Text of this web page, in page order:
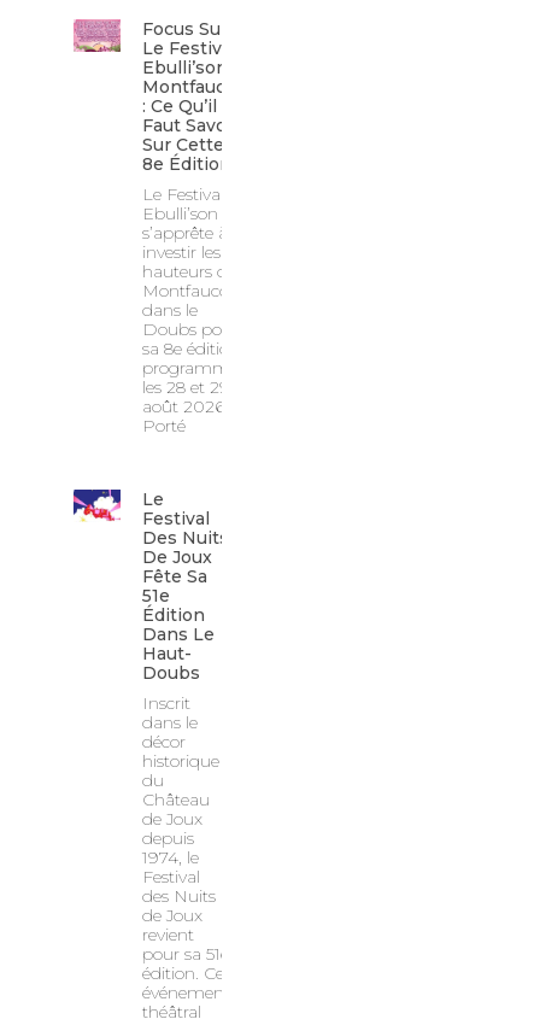
Focus Sur
Le Festival
Ebulli’son À
Montfaucon
: Ce Qu’il
Faut Savoir
Sur Cette
8e Édition !
Le Festival
Ebulli’son
s’apprête à
investir les
hauteurs de
Montfaucon
dans le
Doubs pour
sa 8e édition,
programmée
les 28 et 29
août 2026.
Porté
Le
Festival
Des Nuits
De Joux
Fête Sa
51e
Édition
Dans Le
Haut-
Doubs
Inscrit
dans le
décor
historique
du
Château
de Joux
depuis
1974, le
Festival
des Nuits
de Joux
revient
pour sa 51e
édition. Cet
événement
théâtral